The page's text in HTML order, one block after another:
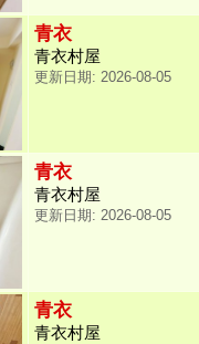
青衣
青衣村屋
更新日期: 2026-08-05
青衣
青衣村屋
更新日期: 2026-08-05
青衣
青衣村屋